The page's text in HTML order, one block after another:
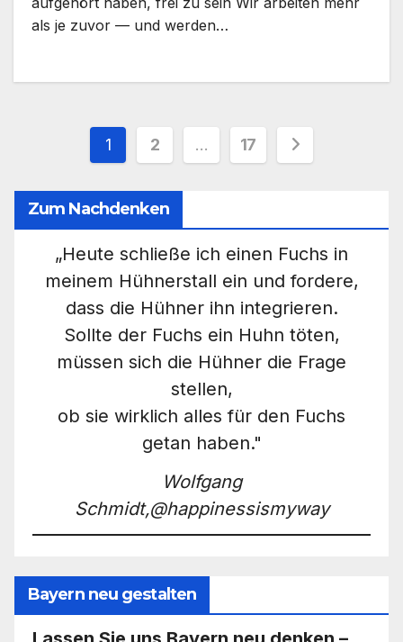
als je zuvor — und werden…
Seitennummerierung
der
Beiträge
1 2 … 17
Zum Nachdenken
„Heute schließe ich einen Fuchs in
meinem Hühnerstall ein und fordere,
dass die Hühner ihn integrieren.
Sollte der Fuchs ein Huhn töten,
müssen sich die Hühner die Frage
stellen,
ob sie wirklich alles für den Fuchs
getan haben."
Wolfgang
Schmidt,@happinessismyway
Bayern neu gestalten